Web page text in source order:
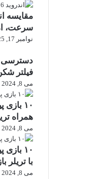
سرعت،
نوامبر 17, 2025
دسترسی
فیلتر
می 8, 2024
همراه
می 8, 2024
با تریلر
می 8, 2024